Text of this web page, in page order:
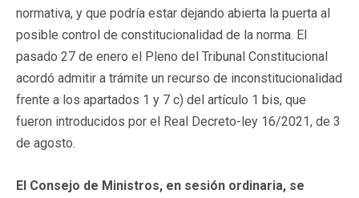
normativa, y que podría estar dejando abierta la puerta al
posible control de constitucionalidad de la norma. El
pasado 27 de enero el Pleno del Tribunal Constitucional
acordó admitir a trámite un recurso de inconstitucionalidad
frente a los apartados 1 y 7 c) del artículo 1 bis, que
fueron introducidos por el Real Decreto-ley 16/2021, de 3
de agosto.
El Consejo de Ministros, en sesión ordinaria, se